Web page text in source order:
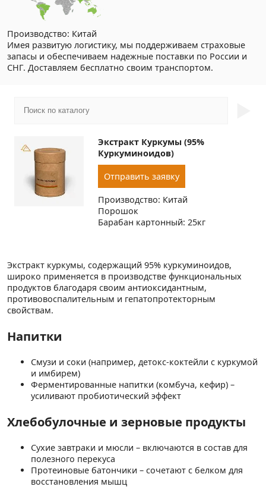
Производство: Китай
Имея развитую логистику, мы поддерживаем страховые
запасы и обеспечиваем надежные поставки по России и
СНГ. Доставляем бесплатно своим транспортом.
Экстракт Куркумы (95%
Куркуминоидов)
Отправить заявку
Производство: Китай
Порошок
Барабан картонный: 25кг
Экстракт куркумы, содержащий 95% куркуминоидов,
широко применяется в производстве функциональных
продуктов благодаря своим антиоксидантным,
противовоспалительным и гепатопротекторным
свойствам.
Напитки
Смузи и соки (например, детокс-коктейли с куркумой
и имбирем)
Ферментированные напитки (комбуча, кефир) –
усиливают пробиотический эффект
Хлебобулочные и зерновые продукты
Сухие завтраки и мюсли – включаются в состав для
полезного перекуса
Протеиновые батончики – сочетают с белком для
восстановления мышц